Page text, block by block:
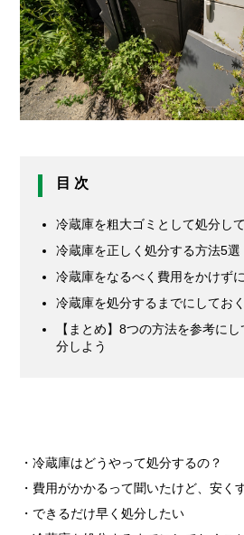
目 次
冷蔵庫を粗大ゴミとして処分し
冷蔵庫を正しく処分する方法5選
冷蔵庫をなるべく費用をかけず
冷蔵庫を処分するまでにしてお
【まとめ】8つの方法を参考に
分しよう
・冷蔵庫はどうやって処分するの？
・費用がかかるって聞いたけど、安く
・できるだけ早く処分したい